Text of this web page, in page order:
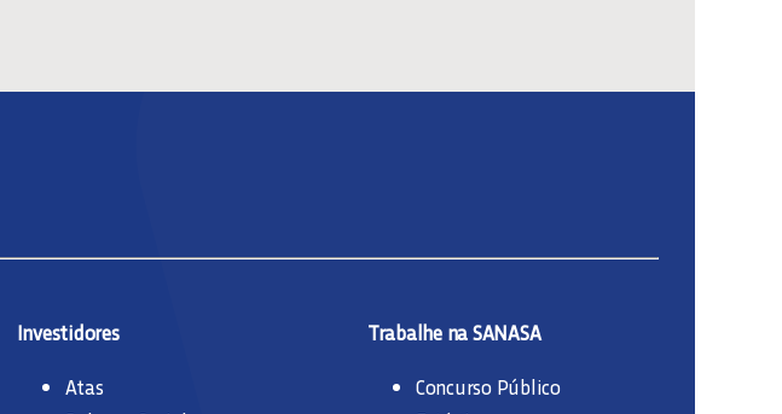
Investidores
Atas
Trabalhe na SANASA
Concurso Público